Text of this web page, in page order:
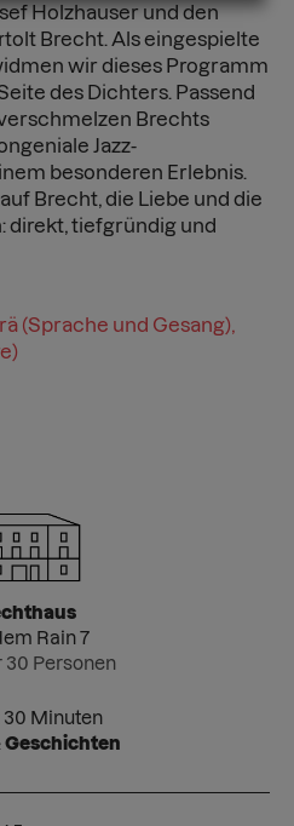
Holzhauser und den
Brecht. Als eingespielte
wir dieses Programm
des Dichters. Passend
Brechts
Jazz-
besonderen Erlebnis.
Brecht, die Liebe und die
direkt, tiefgründig und
(Sprache und Gesang),
Rain 7
30 Personen
30 Minuten
Geschichten